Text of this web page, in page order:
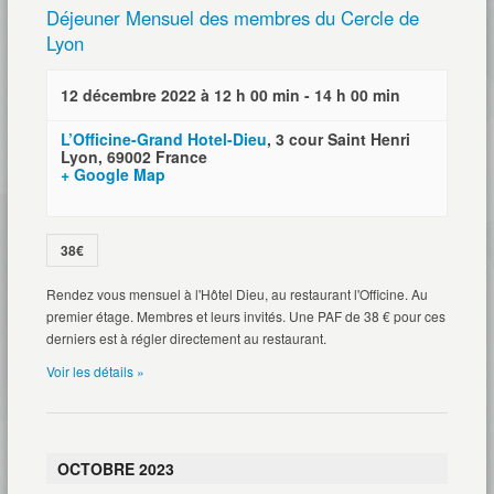
Déjeuner Mensuel des membres du Cercle de
Lyon
12 décembre 2022 à 12 h 00 min - 14 h 00 min
L’Officine-Grand Hotel-Dieu, 3 cour Saint Henri
Lyon, 69002 France
+ Google Map
38€
Rendez vous mensuel à l'Hôtel Dieu, au restaurant l'Officine. Au
premier étage. Membres et leurs invités. Une PAF de 38 € pour ces
derniers est à régler directement au restaurant.
Voir les détails »
OCTOBRE 2023